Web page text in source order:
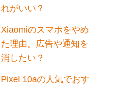
れがいい？
Xiaomiのスマホをやめ
た理由。広告や通知を
消したい？
Pixel 10aの人気でおす